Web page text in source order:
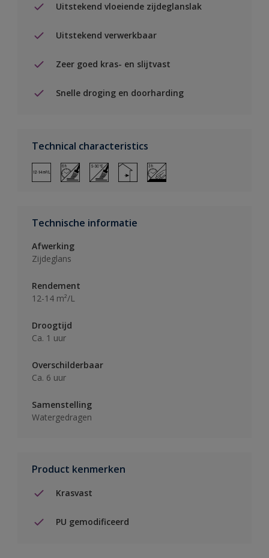
Uitstekend vloeiende zijdeglanslak
Uitstekend verwerkbaar
Zeer goed kras- en slijtvast
Snelle droging en doorharding
Technical characteristics
Technische informatie
Afwerking
Zijdeglans
Rendement
12-14 m²/L
Droogtijd
Ca. 1 uur
Overschilderbaar
Ca. 6 uur
Samenstelling
Watergedragen
Product kenmerken
Krasvast
PU gemodificeerd